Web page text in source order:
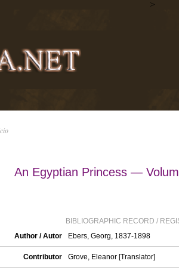
>
An Egyptian Princess —
BIBLIOGRAPHIC RECORD /
Author / Autor
Ebers, Georg, 1837-1898
Contributor Grove, Eleanor [Translator]